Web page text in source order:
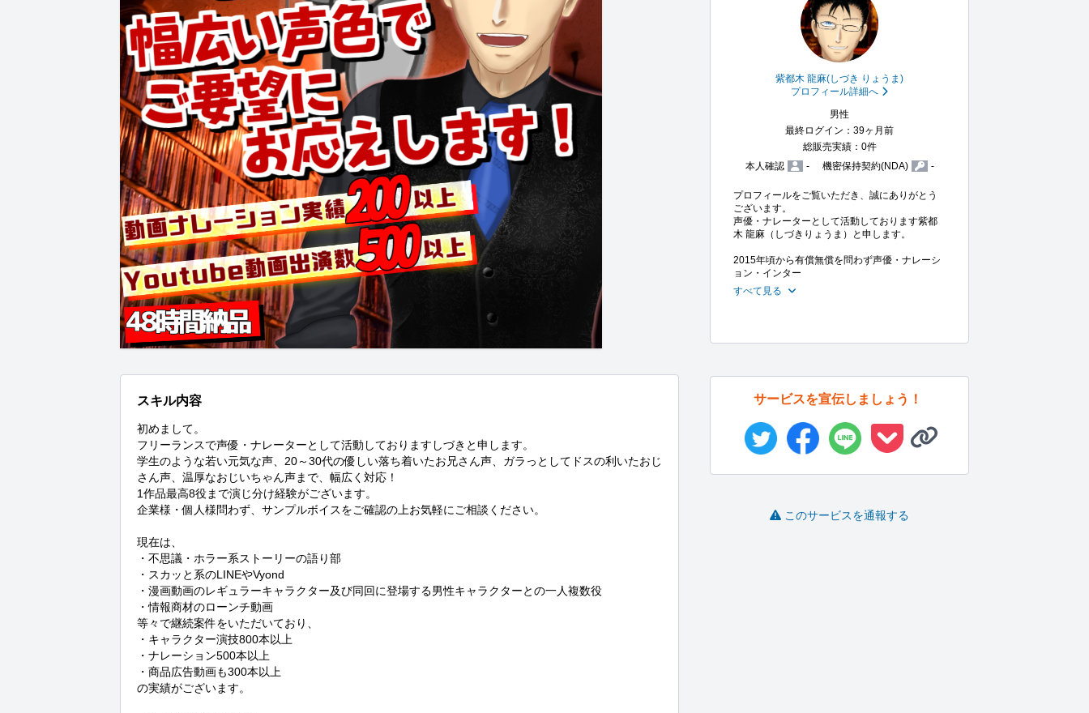
スキル内容
初めまして。
フリーランスで声優・ナレーターとして活動しておりますしづきと申します。
学生のような若い元気な声、20～30代の優しい落ち着いたお兄さん声、ガラっとしてドスの利いたおじ
さん声、温厚なおじいちゃん声まで、幅広く対応！
1作品最高8役まで演じ分け経験がございます。
企業様・個人様問わず、サンプルボイスをご確認の上お気軽にご相談ください。
現在は、
・不思議・ホラー系ストーリーの語り部
・スカッと系のLINEやVyond
・漫画動画のレギュラーキャラクター及び同回に登場する男性キャラクターとの一人複数役
・情報商材のローンチ動画
等々で継続案件をいただいており、
・キャラクター演技800本以上
・ナレーション500本以上
・商品広告動画も300本以上
の実績がございます。
紫都木 龍麻(しづき りょうま)
プロフィール詳細へ
男性
最終ログイン：39ヶ月前
総販売実績：0件
本人確認
- 機密保持契約(NDA) -
プロフィールをご覧いただき、誠にありがとう
ございます。
声優・ナレーターとして活動しております紫都
木 龍麻（しづきりょうま）と申します。
2015年頃から有償無償を問わず声優・ナレーシ
ョン・インター
すべて見る
サービスを宣伝しましょう！
このサービスを通報する